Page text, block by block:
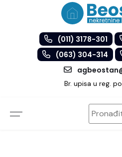
(011) 3178-301
(063) 304-314
Br. upisa u reg.